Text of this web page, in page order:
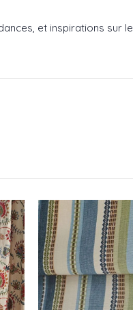
et inspirations sur le